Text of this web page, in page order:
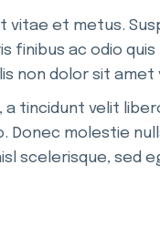
vitae et metus.
finibus ac odio
non dolor sit amet
tincidunt velit
molestie
scelerisque, sed